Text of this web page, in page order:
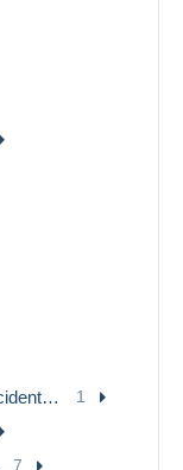
Mecklembourg-Poméranie occidentale 1
7